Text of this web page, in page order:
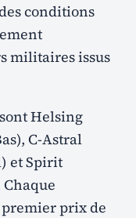
conditions
militaires issus
Helsing
C-Astral
et Spirit
prix de